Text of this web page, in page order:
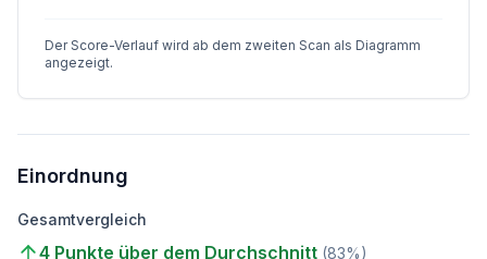
Der Score-Verlauf wird ab dem zweiten Scan als Diagramm
angezeigt.
Einordnung
Gesamtvergleich
4 Punkte über dem Durchschnitt (83%)